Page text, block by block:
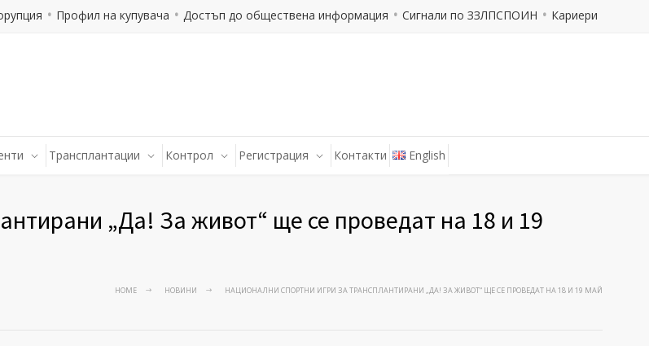
Кариери
Сигнали по ЗЗЛПСПОИН
Достъп до обществена информация
Профил на купувача
Трансплантации Контрол Регистрация Контакти English
„Да! За живот“ ще се проведат на 18 и 19
HOME НОВИНИ НАЦИОНАЛНИ СПОРТНИ ИГРИ ЗА ТРАНСПЛАНТИРАНИ „ДА! ЗА ЖИВОТ“ ЩЕ СЕ ПРОВЕДАТ НА 18 И 19 МАЙ